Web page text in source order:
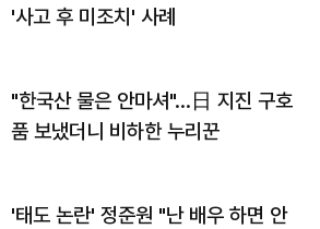
'사고 후 미조치' 사례
"한국산 물은 안마셔"…日 지진 구호
품 보냈더니 비하한 누리꾼
'태도 논란' 정준원 "난 배우 하면 안